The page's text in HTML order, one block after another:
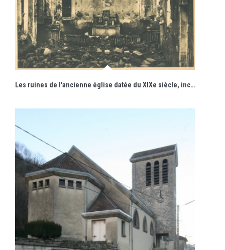
Les ruines de l'ancienne église datée du XIXe siècle, incendiée en 1940